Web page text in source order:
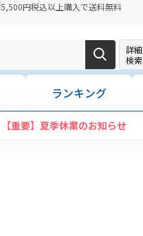
5,500円税込以上購入で送料無料
詳細
検索
ランキング
【重要】夏季休業のお知らせ